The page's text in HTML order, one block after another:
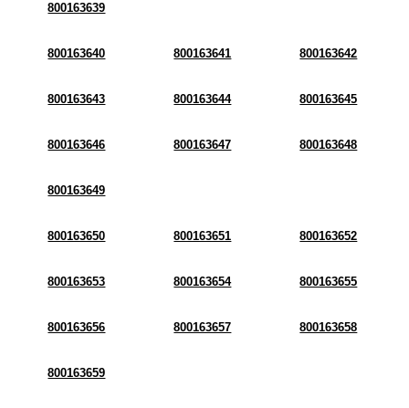
800163639
800163640 800163641 800163642
800163643 800163644 800163645
800163646 800163647 800163648
800163649
800163650 800163651 800163652
800163653 800163654 800163655
800163656 800163657 800163658
800163659